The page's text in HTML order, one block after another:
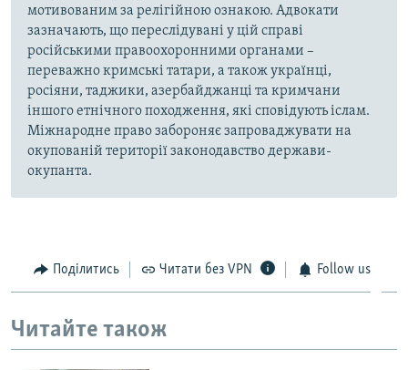
мотивованим за релігійною ознакою. Адвокати
зазначають, що переслідувані у цій справі
російськими правоохоронними органами –
переважно кримські татари, а також українці,
росіяни, таджики, азербайджанці та кримчани
іншого етнічного походження, які сповідують іслам.
Міжнародне право забороняє запроваджувати на
окупованій території законодавство держави-
окупанта.
Поділитись Читати без VPN Follow us
Читайте також